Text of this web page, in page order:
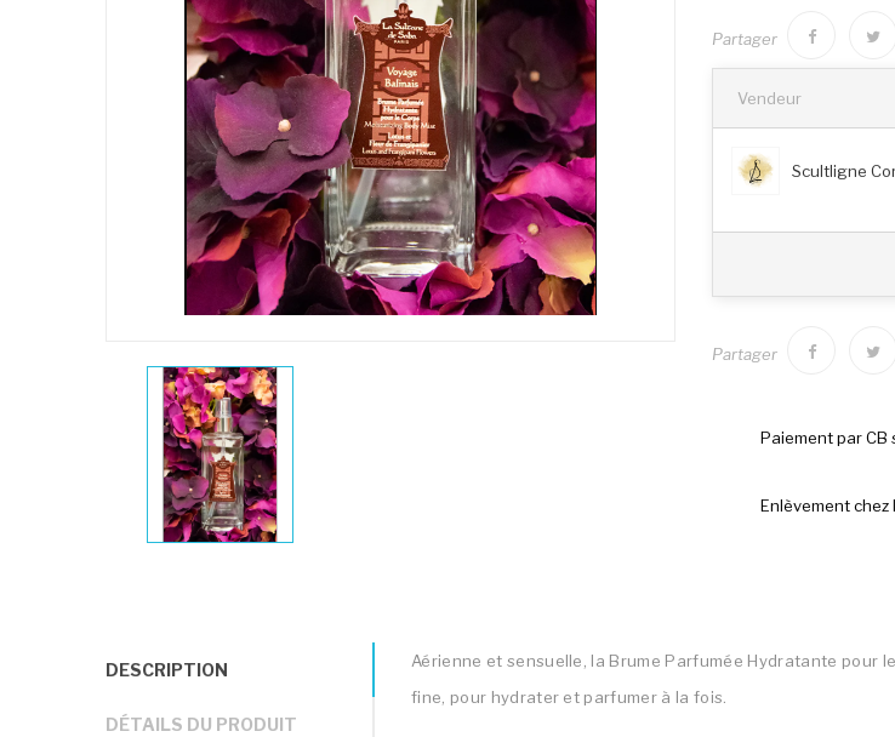
Partager
Vendeur
Scultligne
Partager
Paiement par CB
Enlèvement chez
DESCRIPTION
DÉTAILS DU PRODUIT
Aérienne et sensuelle, la Brume Parfumée Hydratante
fine, pour hydrater et parfumer à la fois.